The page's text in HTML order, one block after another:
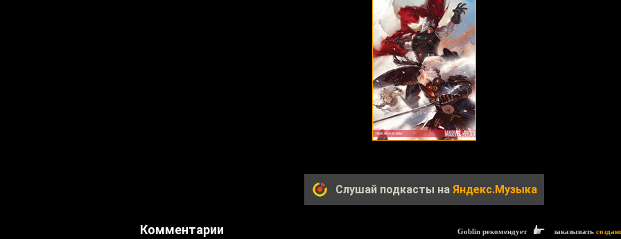
Слушай подкасты на Яндекс.Музыка
Комментарии Goblin рекомендует заказывать